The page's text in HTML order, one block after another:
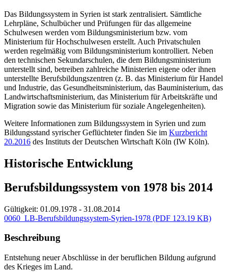
Das Bildungssystem in Syrien ist stark zentralisiert. Sämtliche
Lehrpläne, Schulbücher und Prüfungen für das allgemeine
Schulwesen werden vom Bildungsministerium bzw. vom
Ministerium für Hochschulwesen erstellt. Auch Privatschulen
werden regelmäßig vom Bildungsministerium kontrolliert. Neben
den technischen Sekundarschulen, die dem Bildungsministerium
unterstellt sind, betreiben zahlreiche Ministerien eigene oder ihnen
unterstellte Berufsbildungszentren (z. B. das Ministerium für Handel
und Industrie, das Gesundheitsministerium, das Bauministerium, das
Landwirtschaftsministerium, das Ministerium für Arbeitskräfte und
Migration sowie das Ministerium für soziale Angelegenheiten).
Weitere Informationen zum Bildungssystem in Syrien und zum
Bildungsstand syrischer Geflüchteter finden Sie im Kurzbericht
20.2016 des Instituts der Deutschen Wirtschaft Köln (IW Köln).
Historische Entwicklung
Berufsbildungssystem von 1978 bis 2014
Gültigkeit: 01.09.1978 - 31.08.2014
0060_LB-Berufsbildungssystem-Syrien-1978 (PDF 123.19 KB)
Beschreibung
Entstehung neuer Abschlüsse in der beruflichen Bildung aufgrund
des Krieges im Land.